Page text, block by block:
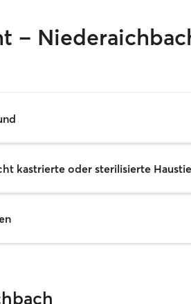
–
kastrierte oder sterilisierte